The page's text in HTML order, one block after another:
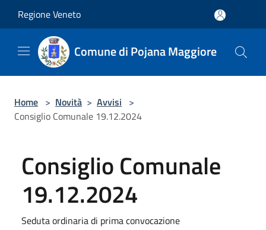
Regione Veneto
Comune di Pojana Maggiore
Home > Novità > Avvisi >
Consiglio Comunale 19.12.2024
Consiglio Comunale
19.12.2024
Seduta ordinaria di prima convocazione